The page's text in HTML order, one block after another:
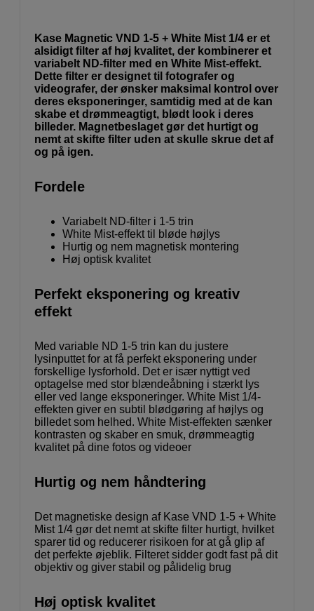
Kase Magnetic VND 1-5 + White Mist 1/4 er et
alsidigt filter af høj kvalitet, der kombinerer et
variabelt ND-filter med en White Mist-effekt.
Dette filter er designet til fotografer og
videografer, der ønsker maksimal kontrol over
deres eksponeringer, samtidig med at de kan
skabe et drømmeagtigt, blødt look i deres
billeder. Magnetbeslaget gør det hurtigt og
nemt at skifte filter uden at skulle skrue det af
og på igen.
Fordele
Variabelt ND-filter i 1-5 trin
White Mist-effekt til bløde højlys
Hurtig og nem magnetisk montering
Høj optisk kvalitet
Perfekt eksponering og kreativ
effekt
Med variable ND 1-5 trin kan du justere
lysinputtet for at få perfekt eksponering under
forskellige lysforhold. Det er især nyttigt ved
optagelse med stor blændeåbning i stærkt lys
eller ved lange eksponeringer. White Mist 1/4-
effekten giver en subtil blødgøring af højlys og
billedet som helhed. White Mist-effekten sænker
kontrasten og skaber en smuk, drømmeagtig
kvalitet på dine fotos og videoer
Hurtig og nem håndtering
Det magnetiske design af Kase VND 1-5 + White
Mist 1/4 gør det nemt at skifte filter hurtigt, hvilket
sparer tid og reducerer risikoen for at gå glip af
det perfekte øjeblik. Filteret sidder godt fast på dit
objektiv og giver stabil og pålidelig brug
Høj optisk kvalitet